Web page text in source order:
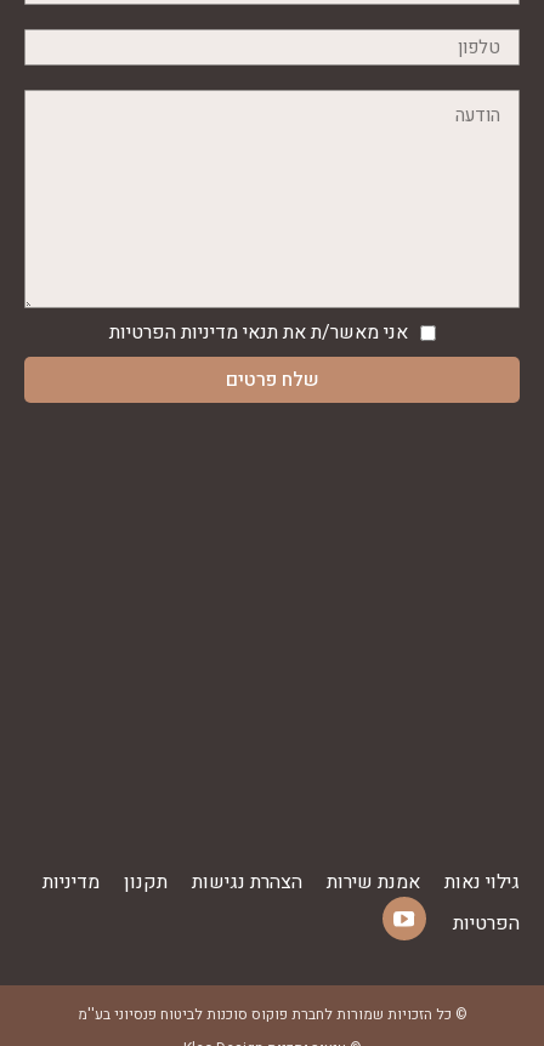
אני מאשר/ת את תנאימדיניות הפרטיות
גילוי נאות אמנת שירות הצהרת נגישות תקנון
מדיניות
הפרטיות
YouTube
in
© כל הזכויות שמורות לחברת פוקוס סוכנות לביטוח פנסיוני בע''מ